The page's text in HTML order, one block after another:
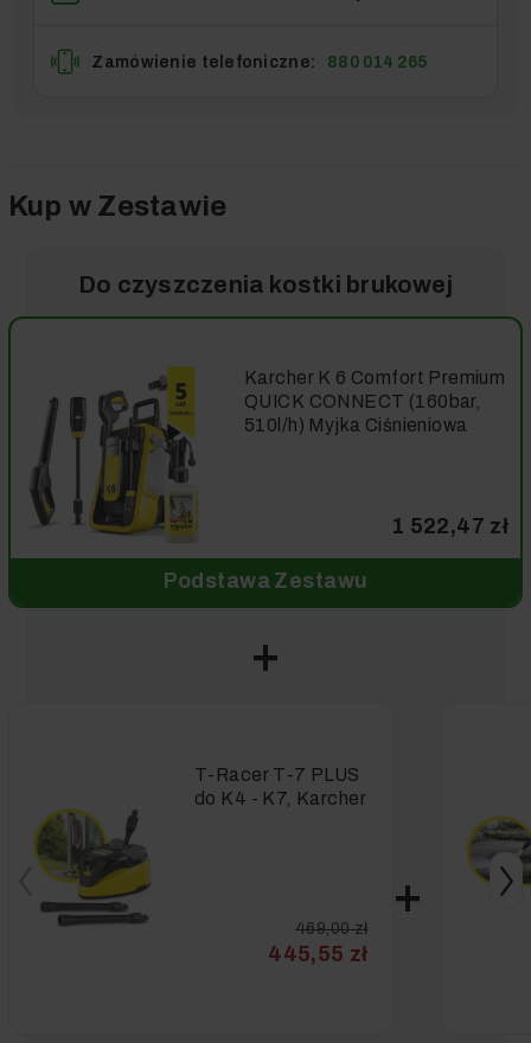
Zamówienie telefoniczne: 880 014 265
Kup w Zestawie
Do czyszczenia kostki brukowej
Karcher K 6 Comfort Premium
QUICK CONNECT (160bar,
510l/h) Myjka Ciśnieniowa
1 522,47 zł
Podstawa Zestawu
T-Racer T-7 PLUS
do K4 - K7, Karcher
469,00 zł
445,55 zł